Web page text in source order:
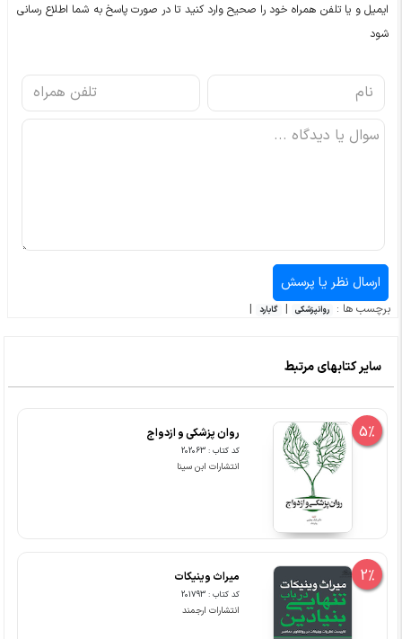
ایمیل و یا تلفن همراه خود را صحیح وارد کنید تا در صورت پاسخ به شما اطلاع رسانی
شود
برچسب ها : روانپزشکی | گابارد |
سایر کتابهای مرتبط
5% روان پزشکی و ازدواج
کد کتاب : 202063
انتشارات ابن سینا
2% میراث وینیکات
کد کتاب : 201793
انتشارات ارجمند